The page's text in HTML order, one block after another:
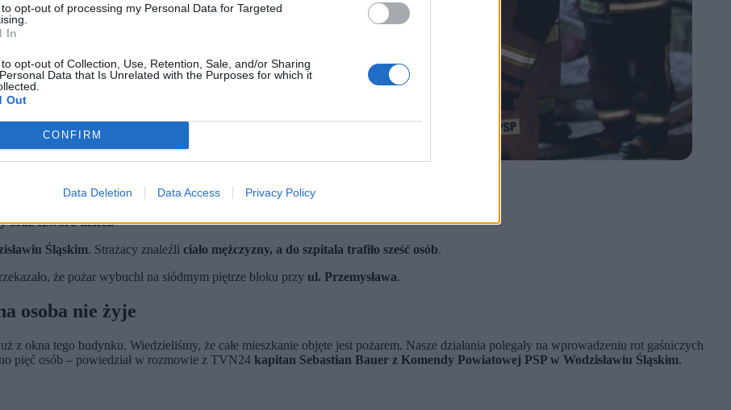
opt-out of processing my Personal Data for Targeted
In
opt-out of Collection, Use, Retention, Sale, and/or Sharing
Data that Is Unrelated with the Purposes for which it
Out
CONFIRM
Data Deletion Data Access Privacy Policy
/ PAP)
siódmym piętrze bloku w Wodzisławiu Śląskim.
oraz czworo dzieci.
Śląskim. Strażacy znaleźli ciało mężczyzny, a do szpitala trafiło sześć osób.
że pożar wybuchł na siódmym piętrze bloku przy ul. Przemysława.
osoba nie żyje
okna tego budynku. Wiedzieliśmy, że całe mieszkanie objęte jest pożarem. Nasze działania polegały na wprowadzeniu rot gaśniczych
pięć osób – powiedział w rozmowie z TVN24 kapitan Sebastian Bauer z Komendy Powiatowej PSP w Wodzisławiu Śląskim.